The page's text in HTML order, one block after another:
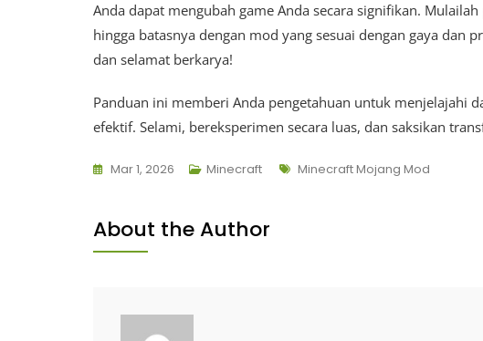
Anda dapat mengubah game Anda secara signifikan.
hingga batasnya dengan mod yang sesuai dengan gaya dan
dan selamat berkarya!
Panduan ini memberi Anda pengetahuan untuk menjelajahi
efektif. Selami, bereksperimen secara luas, dan saksikan
Mar 1, 2026 Minecraft Tags
Minecraft Mojang Mod
About the Author